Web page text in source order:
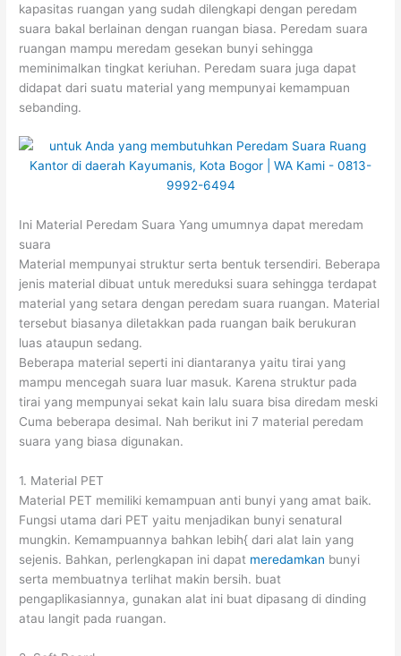
kapasitas ruangan yang sudah dilengkapi dengan peredam
suara bakal berlainan dengan ruangan biasa. Peredam suara
ruangan mampu meredam gesekan bunyi sehingga
meminimalkan tingkat keriuhan. Peredam suara juga dapat
didapat dari suatu material yang mempunyai kemampuan
sebanding.
Ini Material Peredam Suara Yang umumnya dapat meredam
suara
Material mempunyai struktur serta bentuk tersendiri. Beberapa
jenis material dibuat untuk mereduksi suara sehingga terdapat
material yang setara dengan peredam suara ruangan. Material
tersebut biasanya diletakkan pada ruangan baik berukuran
luas ataupun sedang.
Beberapa material seperti ini diantaranya yaitu tirai yang
mampu mencegah suara luar masuk. Karena struktur pada
tirai yang mempunyai sekat kain lalu suara bisa diredam meski
Cuma beberapa desimal. Nah berikut ini 7 material peredam
suara yang biasa digunakan.
1. Material PET
Material PET memiliki kemampuan anti bunyi yang amat baik.
Fungsi utama dari PET yaitu menjadikan bunyi senatural
mungkin. Kemampuannya bahkan lebih{ dari alat lain yang
sejenis. Bahkan, perlengkapan ini dapat meredamkan bunyi
serta membuatnya terlihat makin bersih. buat
pengaplikasiannya, gunakan alat ini buat dipasang di dinding
atau langit pada ruangan.